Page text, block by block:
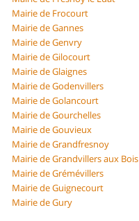
Mairie de Frocourt
Mairie de Gannes
Mairie de Genvry
Mairie de Gilocourt
Mairie de Glaignes
Mairie de Godenvillers
Mairie de Golancourt
Mairie de Gourchelles
Mairie de Gouvieux
Mairie de Grandfresnoy
Mairie de Grandvillers aux Bois
Mairie de Grémévillers
Mairie de Guignecourt
Mairie de Gury